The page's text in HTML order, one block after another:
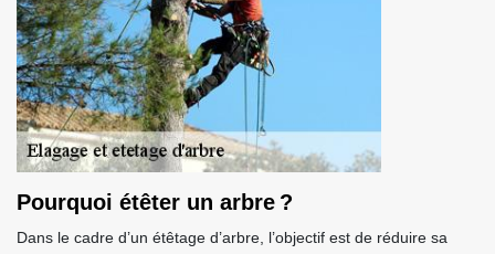
Pourquoi étêter un arbre ?
Dans le cadre d’un étêtage d’arbre, l’objectif est de réduire sa